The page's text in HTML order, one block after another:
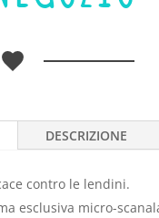
DESCRIZIONE
contro le lendini.
esclusiva micro-